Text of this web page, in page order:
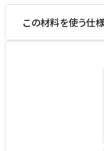
この材料を使う仕